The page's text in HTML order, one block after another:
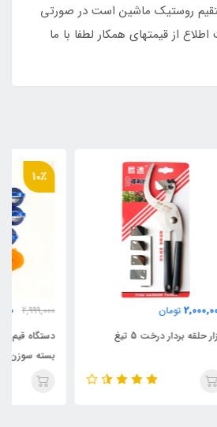
روستیک ماشین است در صورتی
از قیمتهای همکار لطفا با ما
10٪
تومان
دستگاه قیم بند + 20 عدد نوار و 1